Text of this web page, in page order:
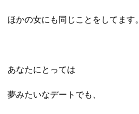
ほかの女にも同じことをしてます。
あなたにとっては
夢みたいなデートでも、